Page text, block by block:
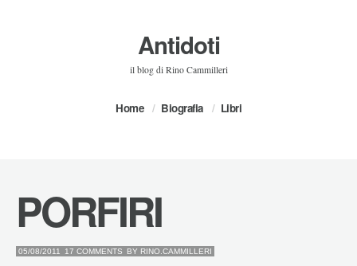
Antidoti
il blog di Rino Cammilleri
Home Biografia Libri
PORFIRI
05/08/2011 17 COMMENTS BY RINO.CAMMILLERI